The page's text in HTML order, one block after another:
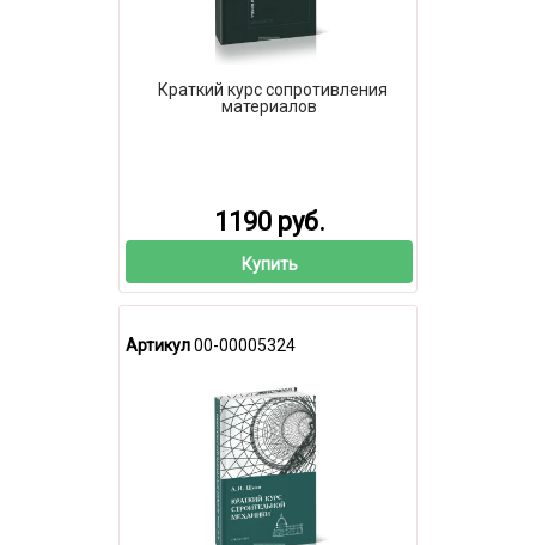
Краткий курс сопротивления
материалов
1190 руб.
Купить
Артикул00-00005324